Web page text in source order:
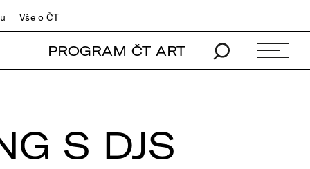
Vše o ČT
PROGRAM ČT ART
S DJS